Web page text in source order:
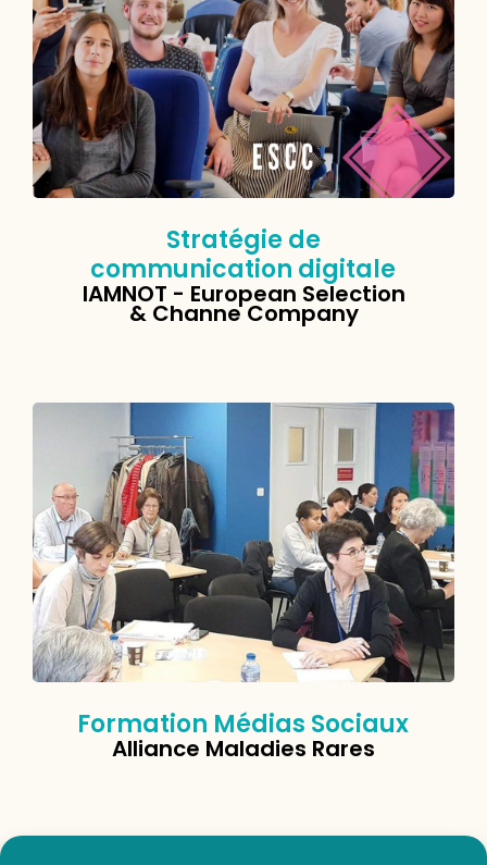
Stratégie de
communication digitale
IAMNOT - European Selection
& Channe Company
Formation Médias Sociaux
Alliance Maladies Rares